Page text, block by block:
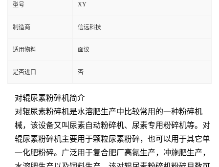
型号 XY
制造商 信远科技
适用物料 面议
是否进口 否
对辊尿素粉碎机简介
对辊尿素粉碎机是水溶肥生产中比较常用的一种粉碎机
械，该设备又叫尿素自动粉碎机、尿素专用粉碎机等。对
辊尿素粉碎机主要用于颗粒尿素粉碎，也可以用于其它单
一化肥粉碎。广泛用于复合肥厂高氮生产，冲施肥生产，